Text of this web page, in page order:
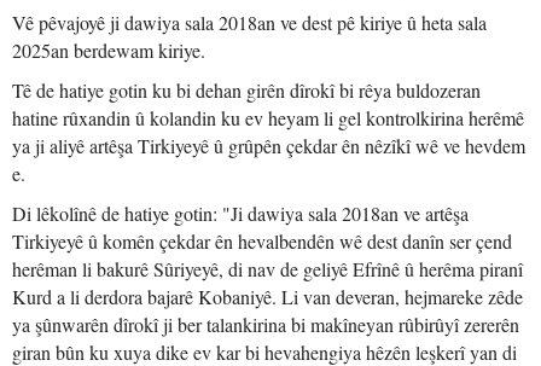
Vê pêvajoyê ji dawiya sala 2018an ve dest pê kiriye û heta sala
2025an berdewam kiriye.
Tê de hatiye gotin ku bi dehan girên dîrokî bi rêya buldozeran
hatine rûxandin û kolandin ku ev heyam li gel kontrolkirina herêmê
ya ji aliyê artêşa Tirkiyeyê û grûpên çekdar ên nêzîkî wê ve hevdem
e.
Di lêkolînê de hatiye gotin: "Ji dawiya sala 2018an ve artêşa
Tirkiyeyê û komên çekdar ên hevalbendên wê dest danîn ser çend
herêman li bakurê Sûriyeyê, di nav de geliyê Efrînê û herêma piranî
Kurd a li derdora bajarê Kobaniyê. Li van deveran, hejmareke zêde
ya şûnwarên dîrokî ji ber talankirina bi makîneyan rûbirûyî zererên
giran bûn ku xuya dike ev kar bi hevahengiya hêzên leşkerî yan di